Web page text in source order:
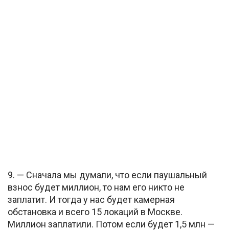
9. — Сначала мы думали, что если паушальный
взнос будет миллион, то нам его никто не
заплатит. И тогда у нас будет камерная
обстановка и всего 15 локаций в Москве.
Миллион заплатили. Потом если будет 1,5 млн —